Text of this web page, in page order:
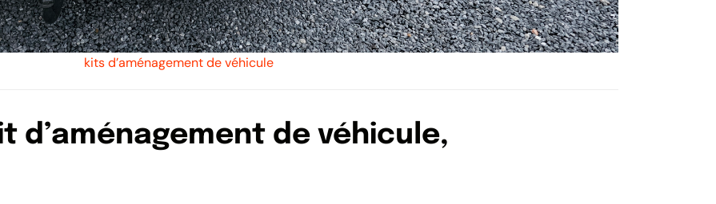
kits d’aménagement de véhicule
d’aménagement de véhicule,